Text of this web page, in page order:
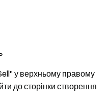
у верхньому правому
до сторінки створення